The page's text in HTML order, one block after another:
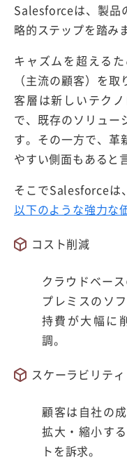
Salesforceは、製品
略的ステップを踏み
キャズムを超える
（主流の顧客）を
客層は新しいテク
で、既存のソリュー
す。その一方で、革
やすい側面もあると
そこでSalesforceは
以下のような強力な
コスト削減
クラウドベー
プレミスのソ
持費が大幅に
調。
スケーラビリティ
顧客は自社の
拡大・縮小す
トを訴求。